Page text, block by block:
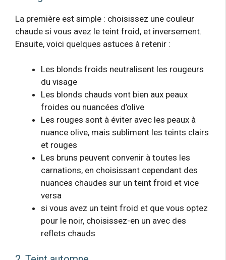
La première est simple : choisissez une couleur
chaude si vous avez le teint froid, et inversement.
Ensuite, voici quelques astuces à retenir :
Les blonds froids neutralisent les rougeurs
du visage
Les blonds chauds vont bien aux peaux
froides ou nuancées d’olive
Les rouges sont à éviter avec les peaux à
nuance olive, mais subliment les teints clairs
et rouges
Les bruns peuvent convenir à toutes les
carnations, en choisissant cependant des
nuances chaudes sur un teint froid et vice
versa
si vous avez un teint froid et que vous optez
pour le noir, choisissez-en un avec des
reflets chauds